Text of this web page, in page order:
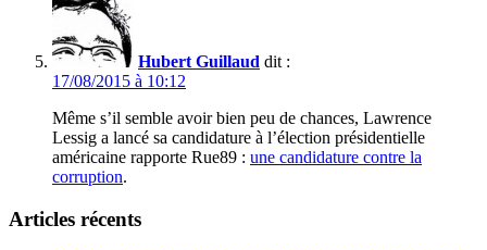
Hubert Guillaud dit :
17/08/2015 à 10:12
Même s’il semble avoir bien peu de chances, Lawrence
Lessig a lancé sa candidature à l’élection présidentielle
américaine rapporte Rue89 : une candidature contre la
corruption.
Articles récents